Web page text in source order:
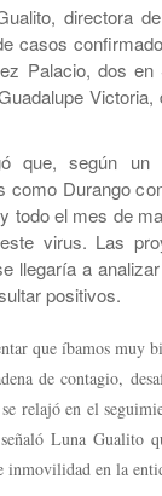
directora
casos
Palacio, dos
que, según un
como Durango
todo el mes de
virus. Las
llegaría a
positivos.
que íbamos muy
de contagio,
relajó en el
Luna Gualito
inmovilidad en la